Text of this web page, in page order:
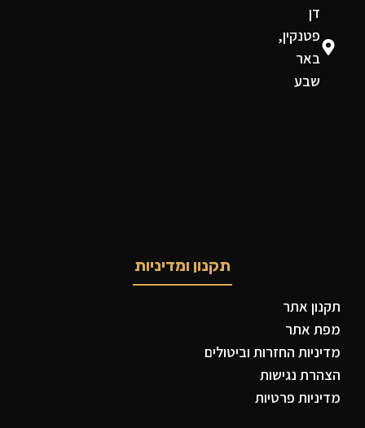
דן
פטנקין,
באר
שבע
תקנון ומדיניות
תקנון אתר
מפת אתר
מדיניות החזרות וביטולים
הצהרת נגישות
מדיניות פרטיות